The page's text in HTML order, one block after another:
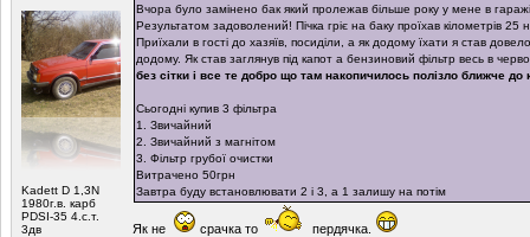
Kadett D 1,3N
1980г.в. карб
PDSI-35 4.с.т.
3дв
Вчора було замінено бак який пролежав більше року у мене в
Результатом задоволений! Пічка гріє на баку проїхав кілометрів 25
Приїхали в гості до хазяїв, посиділи, а як додому їхати я став
додому. Як став заглянув під капот а бензиновий фільтр весь в
без сітки і все те добро що там накопичилось полізло ближче до
Сьогодні купив 3 фільтра
1. Звичайний
2. Звичайний з магнітом
3. Фільтр грубої очистки
Витрачено 50грн
Завтра буду встановлювати 2 і 3, а 1 залишу на потім
Як не срачка то пердячка.